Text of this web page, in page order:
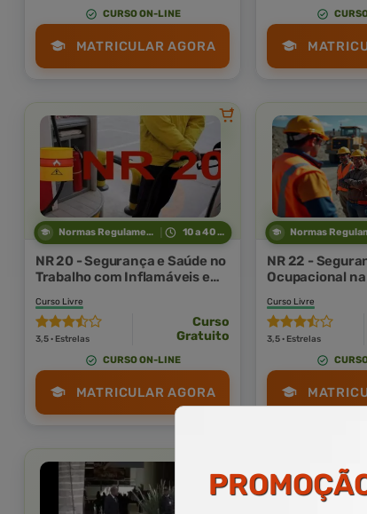
CURSO ON-LINE
MATRICULAR AGORA
Normas Regulamentadoras 10 a 40 horas
NR 20 - Segurança e Saúde no
Trabalho com Inflamáveis e
Curso Livre
3,5 · Estrelas
Curso
Gratuito
CURSO ON-LINE
MATRICULAR AGORA
NR 22 -
Ocupacional
Curso Livre
3,5 · Estrelas